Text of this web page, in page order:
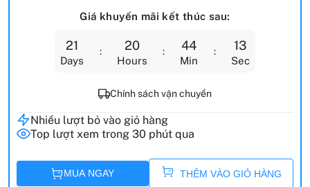
Giá khuyến mãi kết thúc sau:
21
Days
20
Hours
44
Min
12
Sec
Chính sách vận chuyển
Nhiều lượt bỏ vào giỏ hàng
Top lượt xem trong 30 phút qua
MUA NGAY THÊM VÀO GIỎ HÀNG